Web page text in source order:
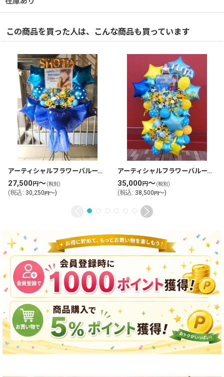
この商品を買った人は、こんな商品も買っています
アーティシャルフラワーバルーンスタンド花・フラスタ(tlb-fbs118-zo)
27,500円～(税別)
(税込: 30,250円～)
アーティシャルフラワーバルーンスタンド花・フラスタ(tlb-fbs32-zo)
35,000円～(税別)
(税込: 38,500円～)